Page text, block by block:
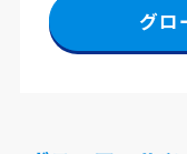
グロ